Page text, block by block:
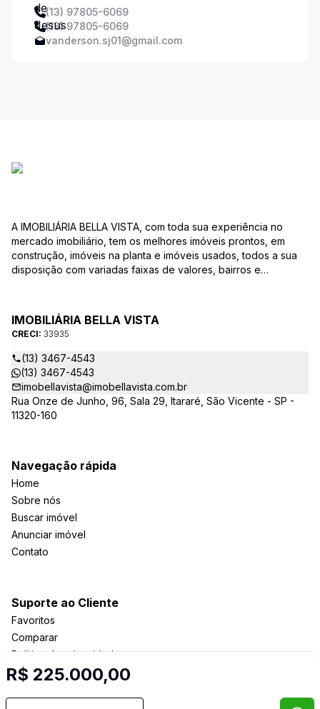
(13) 97805-6069
(13) 97805-6069
vanderson.sj01@gmail.com
R$ 225.000,00
A IMOBILIÁRIA BELLA VISTA, com toda sua experiência no
mercado imobiliário, tem os melhores imóveis prontos, em
construção, imóveis na planta e imóveis usados, todos a sua
disposição com variadas faixas de valores, bairros e
ao CRECI-EE – estarão sempre prontos para responder-lhe
todas as suas dúvidas sobre casas, apartamentos, terrenos,
salas comerciais e outros produtos imobiliários.
IMOBILIÁRIA BELLA VISTA
CRECI: 33935
(13) 3467-4543
(13) 3467-4543
imobellavista@imobellavista.com.br
Rua Onze de Junho, 96, Sala 29, Itararé, São Vicente - SP -
11320-160
Navegação rápida
Home
Sobre nós
Buscar imóvel
Anunciar imóvel
Contato
Suporte ao Cliente
Favoritos
Comparar
Política de privacidade